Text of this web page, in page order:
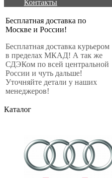
Контакты
Бесплатная доставка по
Москве и России!
Бесплатная доставка курьером
в пределах МКАД! А так же
СДЭКом по всей центральной
России и чуть дальше!
Уточняйте детали у наших
менеджеров!
Каталог